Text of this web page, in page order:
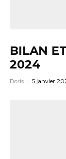
BILAN
2024
Boris · 5 janvier